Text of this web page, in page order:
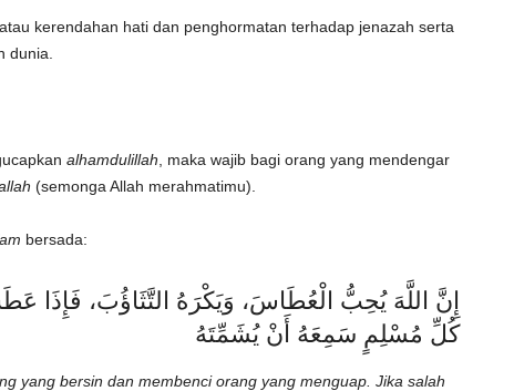
kerendahan hati dan penghormatan terhadap jenazah serta
dunia.
alhamdulillah , maka wajib bagi orang yang mendengar
(semonga Allah merahmatimu).
bersada:
إِنَّ اللَّهَ يُحِبُّ الْعُطَاسَ، وَيَكْرَهُ التَّثَاؤُبَ، فَإِذَا
كُلِّ مُسْلِمٍ سَمِعَهُ أَنْ يُشَمِّتَهُ
yang bersin dan membenci orang yang menguap. Jika salah